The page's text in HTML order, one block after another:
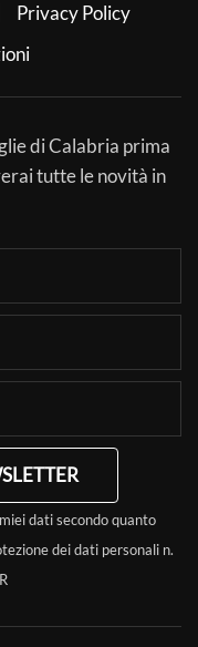
Privacy Policy
di Calabria prima
tutte le novità in
dati secondo quanto
dei dati personali n.